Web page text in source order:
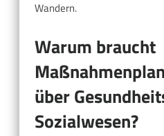
Warum braucht
über
Sozialwesen?